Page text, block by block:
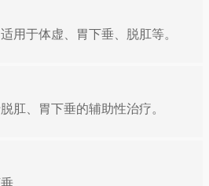
用于体虚、胃下垂、脱肛等。
肛、胃下垂的辅助性治疗。
。